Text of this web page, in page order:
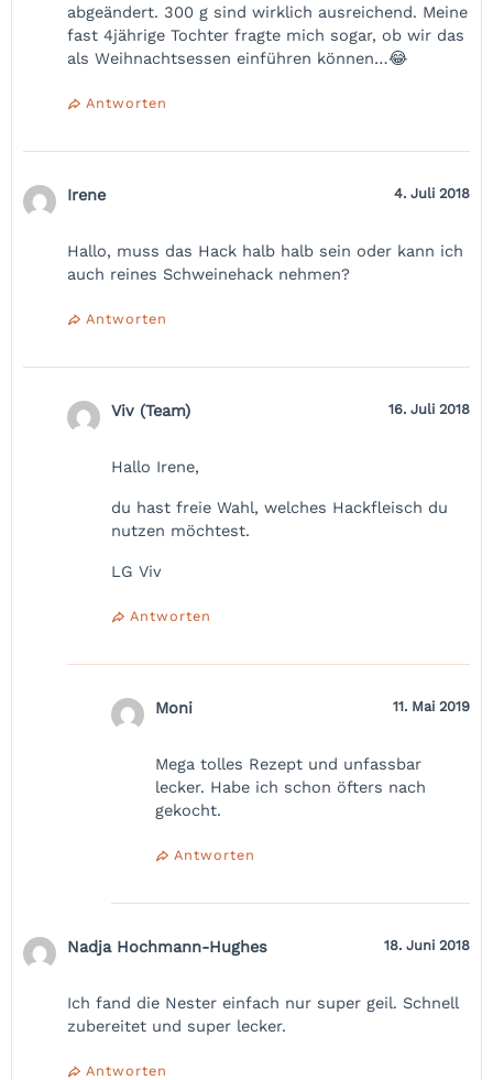
abgeändert. 300 g sind wirklich ausreichend. Meine
fast 4jährige Tochter fragte mich sogar, ob wir das
als Weihnachtsessen einführen können…😂
Antworten
Irene 4. Juli 2018
Hallo, muss das Hack halb halb sein oder kann ich
auch reines Schweinehack nehmen?
Antworten
Viv (Team) 16. Juli 2018
Hallo Irene,
du hast freie Wahl, welches Hackfleisch du
nutzen möchtest.
LG Viv
Antworten
Moni 11. Mai 2019
Mega tolles Rezept und unfassbar
lecker. Habe ich schon öfters nach
gekocht.
Antworten
Nadja Hochmann-Hughes 18. Juni 2018
Ich fand die Nester einfach nur super geil. Schnell
zubereitet und super lecker.
Antworten